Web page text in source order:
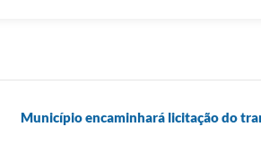
Município encaminhará licitação do